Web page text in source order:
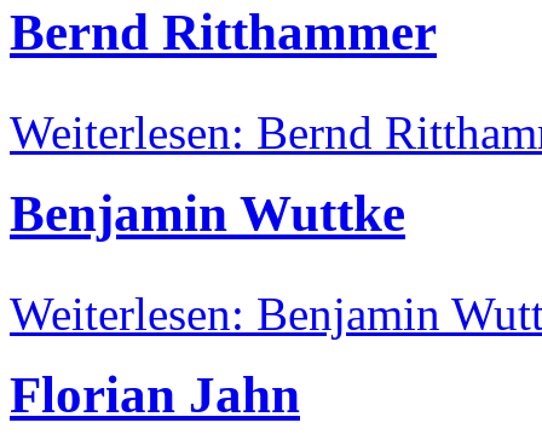
Bernd Ritthammer
Weiterlesen: Bernd
Benjamin Wuttke
Weiterlesen: Benjamin
Florian Jahn